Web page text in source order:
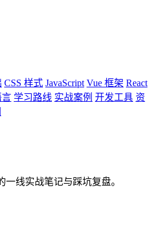
CSS 样式 JavaScript Vue 框架 React
言 学习路线 实战案例 开发工具 资
线实战笔记与踩坑复盘。